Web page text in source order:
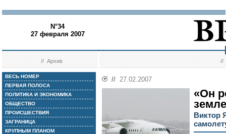
N°34
27 февраля 2007
//Архив //
ВЕСЬ НОМЕР
ПЕРВАЯ ПОЛОСА
ПОЛИТИКА И ЭКОНОМИКА
ОБЩЕСТВО
ПРОИСШЕСТВИЯ
ЗАГРАНИЦА
КРУПНЫМ ПЛАНОМ
// 27.02.2007
«Он
Виктор